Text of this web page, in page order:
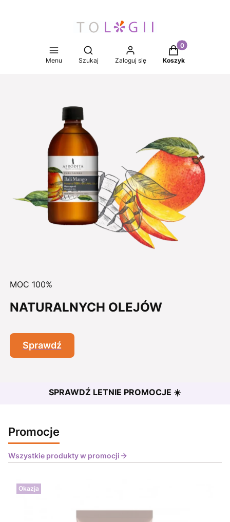
Menu
Otwórz wyszukiwarkę
Szukaj Zaloguj się
Produkty w
Koszyk
MOC 100%
NATURALNYCH OLEJÓW
Sprawdź
SPRAWDŹ LETNIE PROMOCJE ☀️
Promocje
Wszystkie produkty w promocji
Okazja